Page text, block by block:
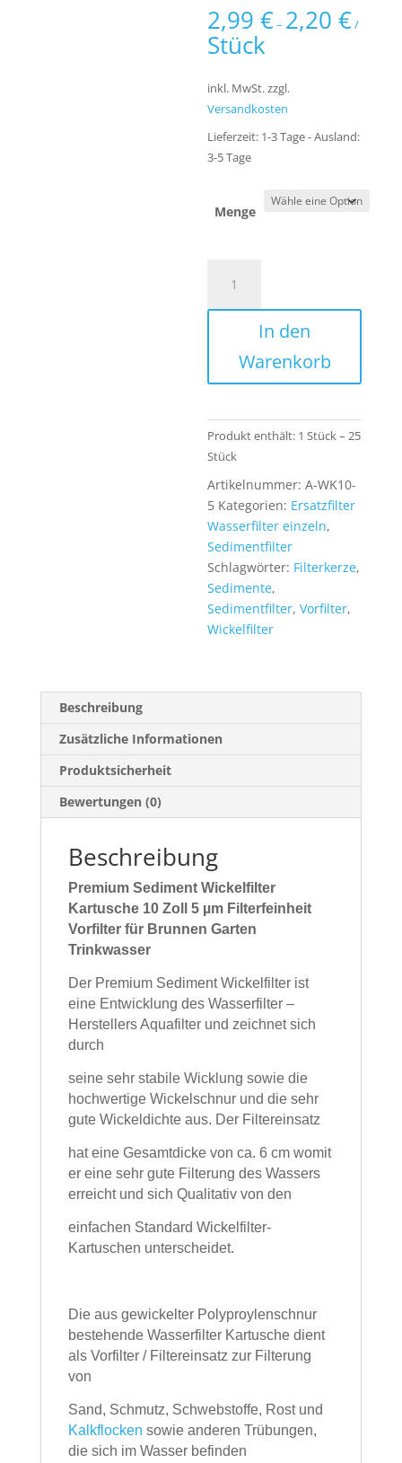
2,99€– 2,20€/
Stück
inkl. MwSt.zzgl.
Versandkosten
Lieferzeit: 1-3 Tage - Ausland:
3-5 Tage
Menge
Sediment
Wickelfilter
Kartusche
Filterfeinheit
Vorfilter
Garten
Trinkwasser
Menge
In den
Warenkorb
Produkt enthält: 1Stück– 25
Stück
Artikelnummer:A-WK10-
5 Kategorien: Ersatzfilter
Wasserfilter einzeln,
Sedimentfilter
Schlagwörter: Filterkerze,
Sedimente,
Sedimentfilter,Vorfilter,
Wickelfilter
Beschreibung
Zusätzliche Informationen
Produktsicherheit
Bewertungen (0)
Beschreibung
Premium Sediment Wickelfilter
Kartusche 10 Zoll 5 µm Filterfeinheit
Vorfilter für Brunnen Garten
Trinkwasser
Der Premium Sediment Wickelfilter ist
eine Entwicklung des Wasserfilter –
HerstellersAquafilter und zeichnet sich
durch
seine sehr stabile Wicklung sowie die
hochwertige Wickelschnur und die sehr
gute Wickeldichte aus. Der Filtereinsatz
hat eine Gesamtdicke von ca. 6 cm womit
er eine sehr gute Filterung des Wassers
erreicht und sich Qualitativ von den
einfachen Standard Wickelfilter-
Kartuschen unterscheidet.
Die aus gewickelter Polyproylenschnur
bestehende Wasserfilter Kartusche dient
als Vorfilter / Filtereinsatz zur Filterung
von
Sand, Schmutz, Schwebstoffe, Rost und
Kalkflocken sowie anderen Trübungen,
die sich im Wasser befinden